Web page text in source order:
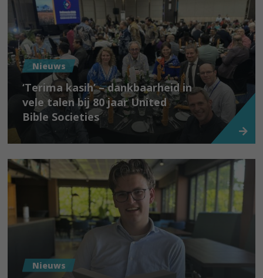
Nieuws
‘Terima kasih’ – dankbaarheid in
vele talen bij 80 jaar United
Bible Societies
Nieuws